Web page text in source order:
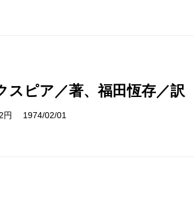
スピア／著、福田恆存／訳
円 1974/02/01